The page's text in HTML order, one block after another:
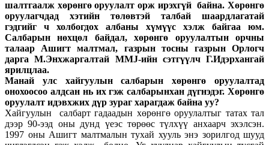
шалтгаалж хөрөнгө оруулалт орж ирэхгүй байна. Хөрөнгө
оруулагчдад хэтийн төлөвтэй талбай шаардлагатай
гэдгийг ч холбогдох албаны хүмүүс хэлж байгаа юм.
Салбарын нөхцөл байдал, хөрөнгө оруулалтын орчны
талаар Ашигт малтмал, газрын тосны газрын Орлогч
дарга М.Энхжаргалтай MMJ-ийн сэтгүүлч Г.Идэрхангай
ярилцлаа.
Манай улс хайгуулын салбарын хөрөнгө оруулалтад
онохоосоо алдсан нь их гэж салбарынхан дүгнэдэг. Хөрөнгө
оруулалт идэвхжих дүр зураг харагдаж байна уу?
Хайгуулын салбарт гадаадын хөрөнгө оруулалтыг татах тал
дээр 90-ээд оны дунд үеэс төрөөс түлхүү анхаарч эхэлсэн.
1997 оны Ашигт малтмалын тухай хууль энэ зорилгод шууд